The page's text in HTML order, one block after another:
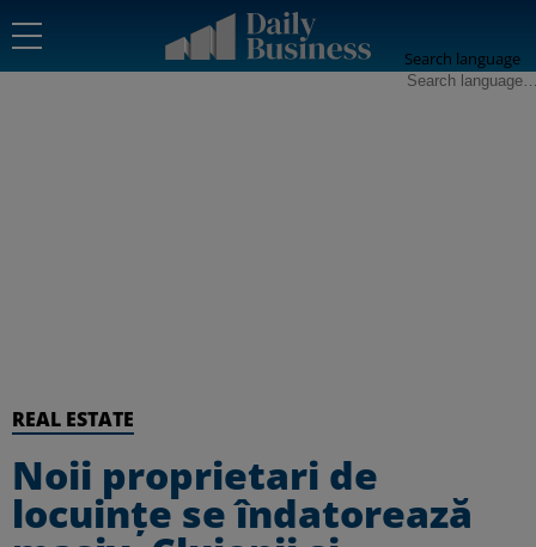
Search language
REAL ESTATE
Noii proprietari de
locuințe se îndatorează